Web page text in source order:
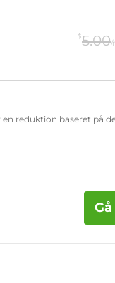
$5.00/
reduktion baseret på